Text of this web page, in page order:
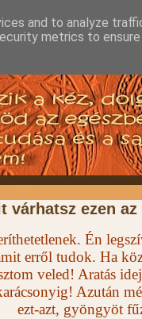
várhatsz ezen
Én
erről tudok. Ha
veled! Aratás
Azután
ezt-azt, gyöngyöt
and to analyze
metrics to